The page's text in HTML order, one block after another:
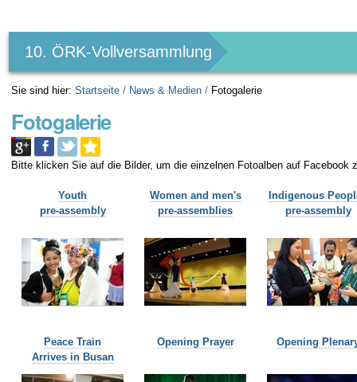
Werkzeuge
10. ÖRK-Vollversammlung
Sie sind hier: Startseite / News & Medien / Fotogalerie
Fotogalerie
Bitte klicken Sie auf die Bilder, um die einzelnen Fotoalben auf Facebook
Youth
pre-assembly
Women and men's
pre-assemblies
Indigenous
pre-assembly
Peace Train
Arrives in Busan
Opening Prayer Opening